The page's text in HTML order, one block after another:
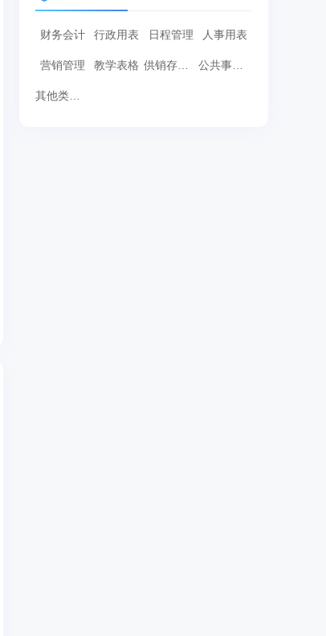
财务会计 行政用表 日程管理 人事用表
营销管理 教学表格 公共事务表格